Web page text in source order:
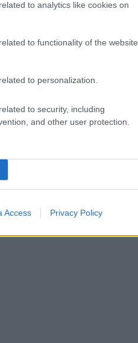
to analytics like cookies on
to functionality of the website
to personalization.
to security, including
and other user protection.
Access Privacy Policy